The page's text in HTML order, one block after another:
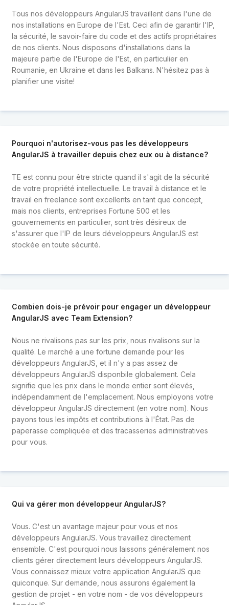
Tous nos développeurs AngularJS travaillent dans l'une de
nos installations en Europe de l'Est. Ceci afin de garantir l'IP,
la sécurité, le savoir-faire du code et des actifs propriétaires
de nos clients. Nous disposons d'installations dans la
majeure partie de l'Europe de l'Est, en particulier en
Roumanie, en Ukraine et dans les Balkans. N'hésitez pas à
planifier une visite!
Pourquoi n'autorisez-vous pas les développeurs
AngularJS à travailler depuis chez eux ou à distance?
TE est connu pour être stricte quand il s'agit de la sécurité
de votre propriété intellectuelle. Le travail à distance et le
travail en freelance sont excellents en tant que concept,
mais nos clients, entreprises Fortune 500 et les
gouvernements en particulier, sont très désireux de
s'assurer que l'IP de leurs développeurs AngularJS est
stockée en toute sécurité.
Combien dois-je prévoir pour engager un développeur
AngularJS avec Team Extension?
Nous ne rivalisons pas sur les prix, nous rivalisons sur la
qualité. Le marché a une fortune demande pour les
développeurs AngularJS, et il n'y a pas assez de
développeurs AngularJS disponbile globalement. Cela
signifie que les prix dans le monde entier sont élevés,
indépendamment de l'emplacement. Nous employons votre
développeur AngularJS directement (en votre nom). Nous
payons tous les impôts et contributions à l'État. Pas de
paperasse compliquée et des tracasseries administratives
pour vous.
Qui va gérer mon développeur AngularJS?
Vous. C'est un avantage majeur pour vous et nos
développeurs AngularJS. Vous travaillez directement
ensemble. C'est pourquoi nous laissons généralement nos
clients gérer directement leurs développeurs AngularJS.
Vous connaissez mieux votre application AngularJS que
quiconque. Sur demande, nous assurons également la
gestion de projet - en votre nom - de vos développeurs